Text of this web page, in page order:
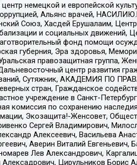
немецкой и европейской
Альянс врачей,
Союз, Хасдей Ерушалаим,
и социальных движений,
фонд помощи
губерния, Эра здоровья,
правозащитная группа,
центр развития
Сутяжник, АКАДЕМИЯ ПО
стран, Гражданское
учреждение в Санкт-
комиссия по сохранению
Экозащита!-Женсовет,
Сергей Владимирович,
Алексеевич, Васильева
Аверин Виталий
Лев Александрович,
Цирульников Борис